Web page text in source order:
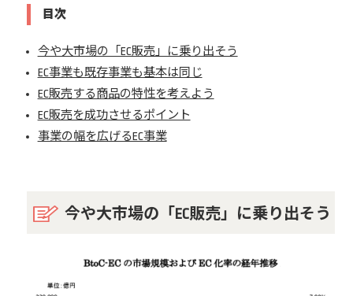
目次
今や大市場の「EC販売」に乗り出そう
EC事業も既存事業も基本は同じ
EC販売する商品の特性を考えよう
EC販売を成功させるポイント
事業の幅を広げるEC事業
今や大市場の「EC販売」に乗り出そう